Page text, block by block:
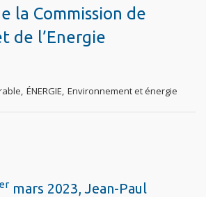
la Commission de
de l’Energie
, ÉNERGIE, Environnement et énergie
er mars 2023, Jean-Paul